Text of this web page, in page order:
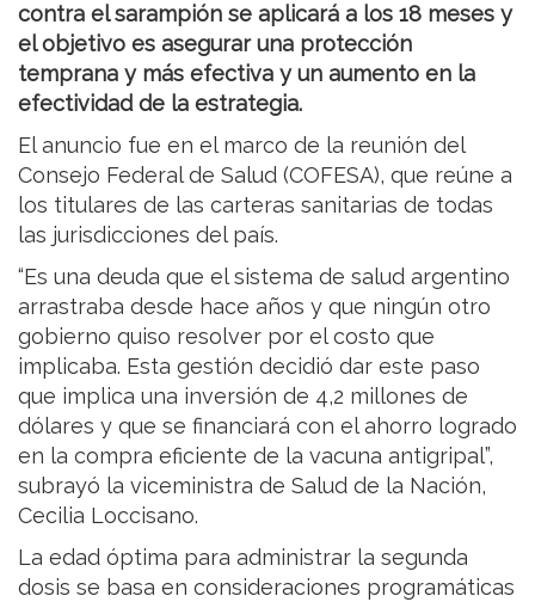
contra el sarampión se aplicará a los 18 meses y
el objetivo es asegurar una protección
temprana y más efectiva y un aumento en la
efectividad de la estrategia.
El anuncio fue en el marco de la reunión del
Consejo Federal de Salud (COFESA), que reúne a
los titulares de las carteras sanitarias de todas
las jurisdicciones del país.
“Es una deuda que el sistema de salud argentino
arrastraba desde hace años y que ningún otro
gobierno quiso resolver por el costo que
implicaba. Esta gestión decidió dar este paso
que implica una inversión de 4,2 millones de
dólares y que se financiará con el ahorro logrado
en la compra eficiente de la vacuna antigripal”,
subrayó la viceministra de Salud de la Nación,
Cecilia Loccisano.
La edad óptima para administrar la segunda
dosis se basa en consideraciones programáticas